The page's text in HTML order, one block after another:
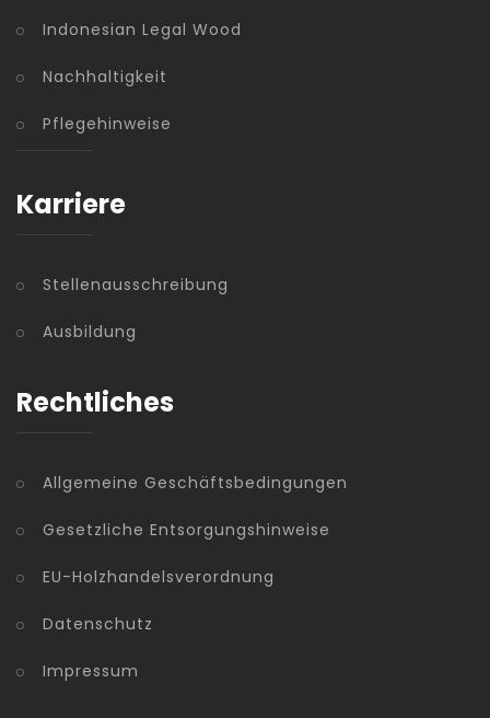
Indonesian Legal Wood
Nachhaltigkeit
Pflegehinweise
Karriere
Stellenausschreibung
Ausbildung
Rechtliches
Allgemeine Geschäftsbedingungen
Gesetzliche Entsorgungshinweise
EU-Holzhandelsverordnung
Datenschutz
Impressum